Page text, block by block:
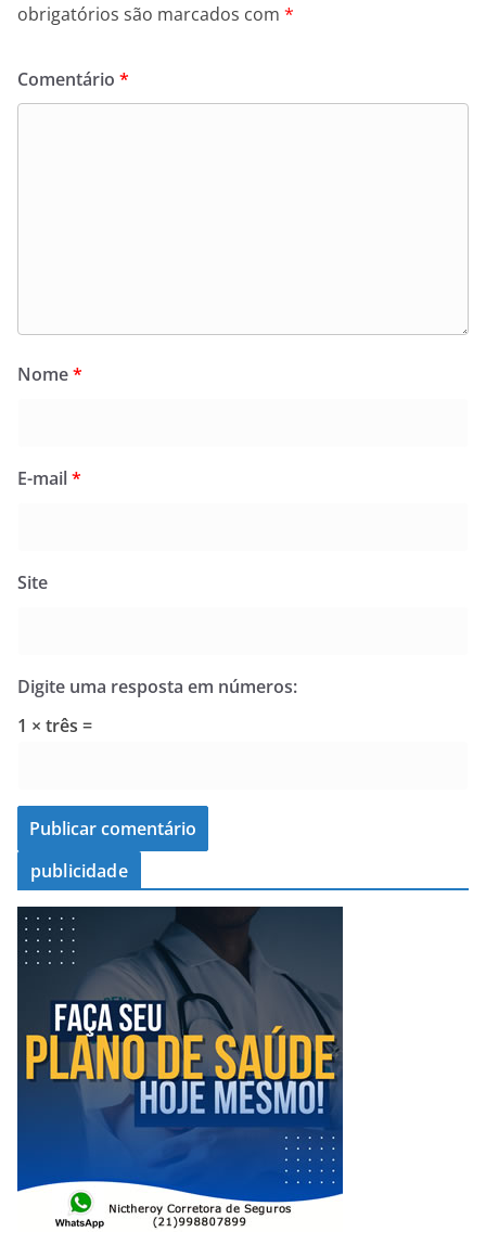
obrigatórios são marcados com *
Comentário *
Nome*
E-mail*
Site
Digite uma resposta em números:
1 × três =
publicidade